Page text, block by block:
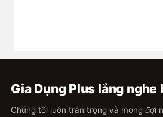
Gia Dụng Plus lắng nghe
Chúng tôi luôn trân trọng và mong đợi